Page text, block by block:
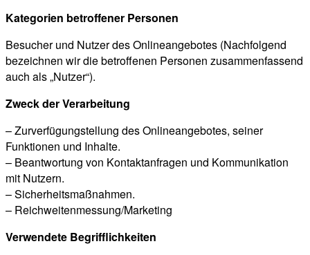
Kategorien betroffener Personen
Besucher und Nutzer des Onlineangebotes (Nachfolgend
bezeichnen wir die betroffenen Personen zusammenfassend
auch als „Nutzer“).
Zweck der Verarbeitung
– Zurverfügungstellung des Onlineangebotes, seiner
Funktionen und Inhalte.
– Beantwortung von Kontaktanfragen und Kommunikation
mit Nutzern.
– Sicherheitsmaßnahmen.
– Reichweitenmessung/Marketing
Verwendete Begrifflichkeiten